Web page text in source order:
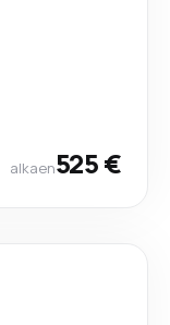
alkaen525 €